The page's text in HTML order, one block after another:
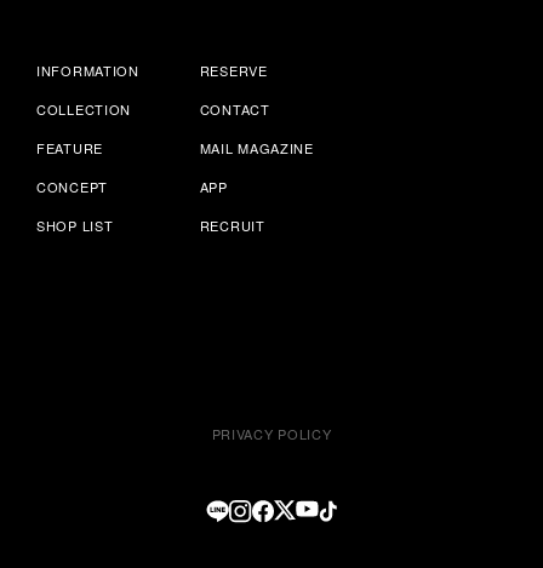
INFORMATION
COLLECTION
FEATURE
CONCEPT
SHOP LIST
RESERVE
CONTACT
MAIL MAGAZINE
APP
RECRUIT
PRIVACY POLICY